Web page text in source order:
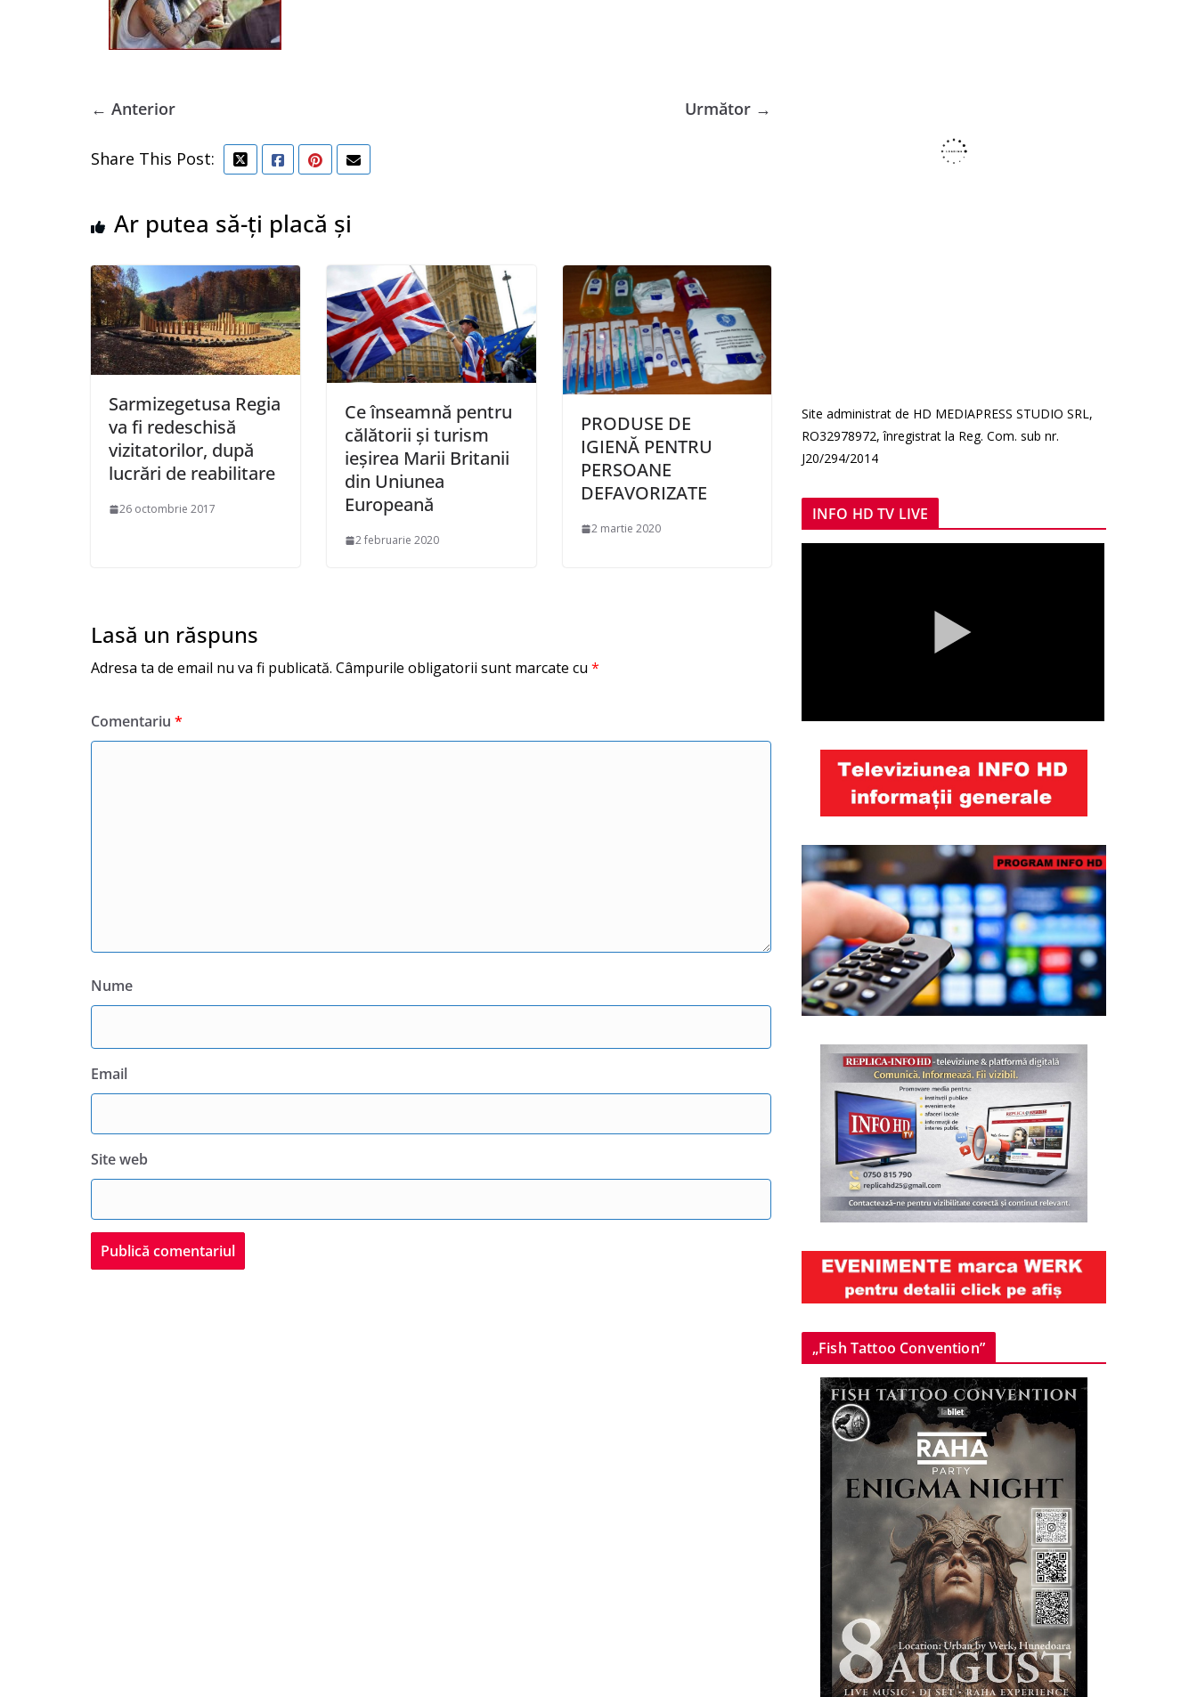
← Anterior Următor →
Share This Post:
Ar putea să-ți placă și
Sarmizegetusa Regia
va fi redeschisă
vizitatorilor, după
lucrări de reabilitare
26 octombrie 2017
Ce înseamnă pentru
călătorii şi turism
ieşirea Marii Britanii
din Uniunea
Europeană
2 februarie 2020
PRODUSE DE
IGIENĂ PENTRU
PERSOANE
DEFAVORIZATE
2 martie 2020
Lasă un răspuns
Adresa ta de email nu va fi publicată. Câmpurile obligatorii sunt marcate cu *
Comentariu *
Nume
Email
Site web
Site administrat de HD MEDIAPRESS STUDIO SRL,
RO32978972, înregistrat la Reg. Com. sub nr.
J20/294/2014
INFO HD TV LIVE
„Fish Tattoo Convention”